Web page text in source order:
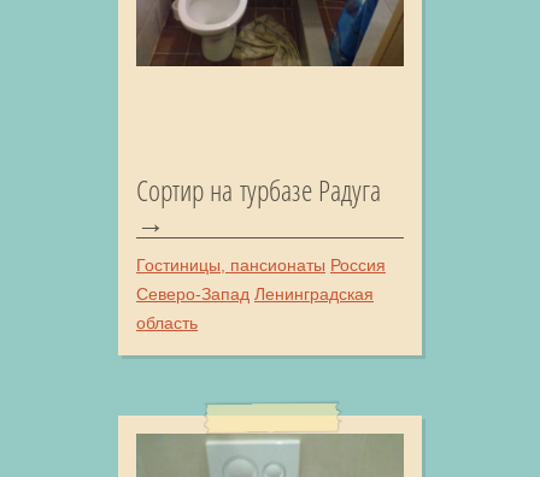
Сортир на турбазе Радуга
Гостиницы, пансионаты Россия
Северо-Запад Ленинградская
область